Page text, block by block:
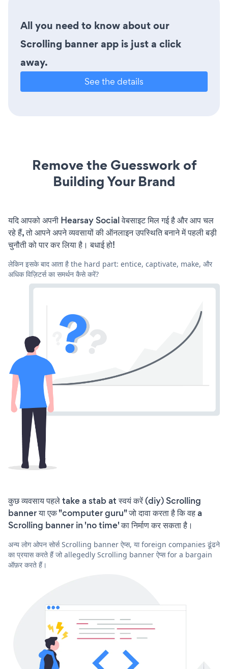
All you need to know about our
Scrolling banner app is just a click
away.
See the details
Remove the Guesswork of
Building Your Brand
यदि आपको अपनी Hearsay Social वेबसाइट मिल गई है और आप चल
रहे हैं, तो आपने अपने व्यवसायों की ऑनलाइन उपस्थिति बनाने में पहली बड़ी
चुनौती को पार कर लिया है। बधाई हो!
लेकिन इसके बाद आता है the hard part: entice, captivate, make, और
अधिक विज़िटर्स का समर्थन कैसे करें?
कुछ व्यवसाय पहले take a stab at स्वयं करें (diy) Scrolling
banner या एक "computer guru" जो दावा करता है कि वह a
Scrolling banner in 'no time' का निर्माण कर सकता है।
अन्य लोग ओपन सोर्स Scrolling banner ऐप्स, या foreign companies ढूंढने
का प्रयास करते हैं जो allegedly Scrolling banner ऐप्स for a bargain
ऑफ़र करते हैं।